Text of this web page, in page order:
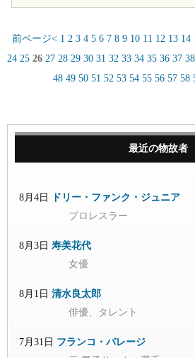
前ページ< 1 2 3 4 5 6 7 8 9 10 11 12 13 14
24 25 26 27 28 29 30 31 32 33 34 35 36 37 38
48 49 50 51 52 53 54 55 56 57 58
最近の物故者
8月4日
ドリー・ファンク・ジュニア
プロレスラー
8月3日 寿美花代
女優
8月1日 清水良太郎
俳優、タレント
7月31日 フランコ・バレージ